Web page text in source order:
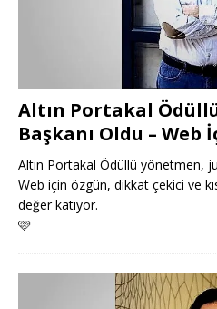
Altın Portakal
Başkanı Oldu – Web
Altın Portakal Ödüllü yönetmen,
Web için özgün, dikkat çekici ve
değer katıyor.
🩷